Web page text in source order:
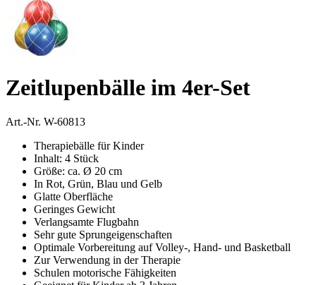
Zeitlupenbälle im 4er-Set
Art.-Nr. W-60813
Therapiebälle für Kinder
Inhalt: 4 Stück
Größe: ca. Ø 20 cm
In Rot, Grün, Blau und Gelb
Glatte Oberfläche
Geringes Gewicht
Verlangsamte Flugbahn
Sehr gute Sprungeigenschaften
Optimale Vorbereitung auf Volley-, Hand- und Basketball
Zur Verwendung in der Therapie
Schulen motorische Fähigkeiten